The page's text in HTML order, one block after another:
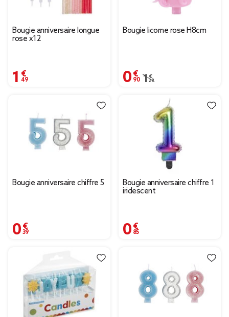
Bougie anniversaire longue
rose x12
1,49 €
Bougie licorne rose H8cm
0,90 €
Prix remisé de 1,29 €
1,29 €
Bougie anniversaire chiffre 5
0,39 €
Bougie anniversaire chiffre 1
iridescent
0,85 €